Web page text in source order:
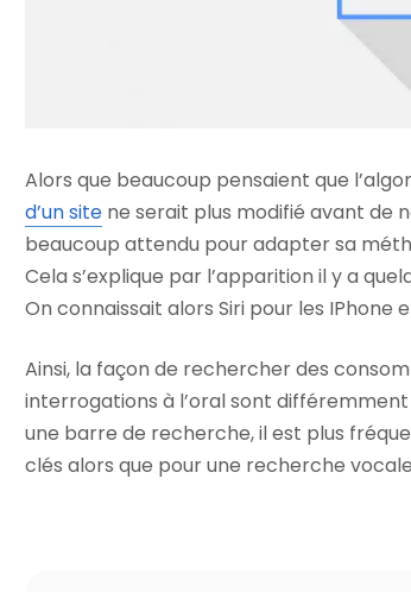
Alors que beaucoup pensaient que
d’un site ne serait plus modifié avant de
beaucoup attendu pour adapter sa
Cela s’explique par l’apparition il y a
On connaissait alors Siri pour les IPhone
Ainsi, la façon de rechercher des
interrogations à l’oral sont différemment
une barre de recherche, il est plus
clés alors que pour une recherche